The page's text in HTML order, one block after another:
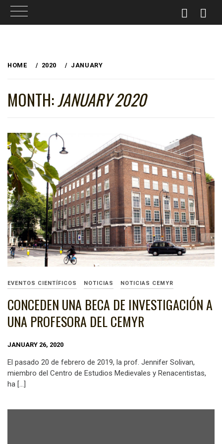
HOME 2020 JANUARY
MONTH:JANUARY 2020
EVENTOS CIENTÍFICOS NOTICIAS NOTICIAS CEMYR
CONCEDEN UNA BECA DE INVESTIGACIÓN A
UNA PROFESORA DEL CEMYR
JANUARY 26, 2020
El pasado 20 de febrero de 2019, la prof. Jennifer Solivan,
miembro del Centro de Estudios Medievales y Renacentistas,
ha […]